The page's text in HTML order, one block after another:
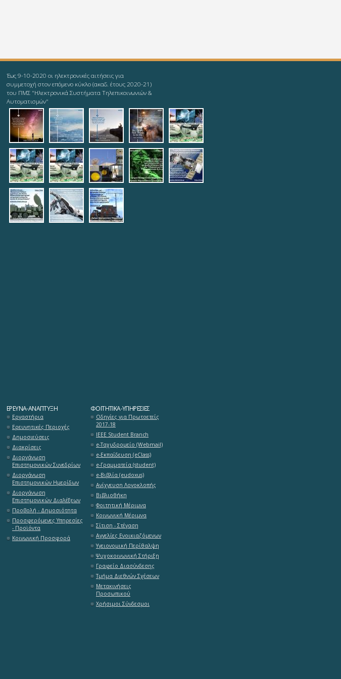
Έως 9-10-2020 οι ηλεκτρονικές αιτήσεις για
συμμετοχή στον επόμενο κύκλο (ακαδ. έτους 2020-21)
του ΠΜΣ "Ηλεκτρονικά Συστήματα Τηλεπικοινωνιών &
Αυτοματισμών"
2019-08-11_ieee-givingup.jpg
2019-08-11_ieee-mind.jpg
2019-08-11_ieee-
odds.jpg
2019-08-11_ieee-
yoda.jpg
2019-08-
12_logotypophds.jpg
2019-08-12_logotypoista.jpg
2019-08-
21_logotypotmimatos.jpg
pictop.jpgteleautos_3.jpg
teleautos_4.jpg
teleautos_5.jpg
teleautos_6.jpg
teleautos_7.jpg
ΈΡΕΥΝΑ-ΑΝΆΠΤΥΞΗ
Εργαστήρια
Ερευνητικές Περιοχές
Δημοσιεύσεις
Διακρίσεις
Διοργάνωση
Επιστημονικών Συνεδρίων
Διοργάνωση
Επιστημονικών Ημερίδων
Διοργάνωση
Επιστημονικών Διαλέξεων
Προβολή - Δημοσιότητα
Προσφερόμενες Υπηρεσίες
- Προϊόντα
Κοινωνική Προσφορά
ΦΟΙΤΗΤΙΚΆ-ΥΠΗΡΕΣΊΕΣ
Οδηγίες για Πρωτοετείς
2017-18
ΙΕΕΕ Student Branch
e-Ταχυδρομείο (Webmail)
e-Εκπαίδευση (eClass)
e-Γραμματεία (student)
e-Βιβλία (eudoxus)
Ανίχνευση Λογοκλοπής
Βιβλιοθήκη
Φοιτητική Μέριμνα
Κοινωνική Μέριμνα
Σίτιση - Στέγαση
Αγγελίες Ενοικιαζόμενων
Υγειονομική Περίθαλψη
Ψυχοκοινωνική Στήριξη
Γραφείο Διασύνδεσης
Τμήμα Διεθνών Σχέσεων
Μετακινήσεις
Προσωπικού
Χρήσιμοι Σύνδεσμοι